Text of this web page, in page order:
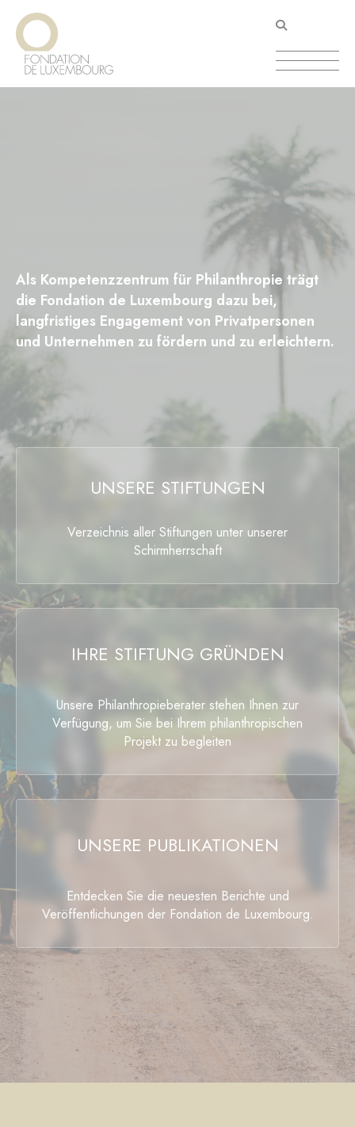
Direkt
zum
Inhalt
Als Kompetenzzentrum für Philanthropie trägt
die Fondation de Luxembourg dazu bei,
langfristiges Engagement von Privatpersonen
und Unternehmen zu fördern und zu erleichtern.
UNSERE STIFTUNGEN
Verzeichnis aller Stiftungen unter unserer
Schirmherrschaft
IHRE STIFTUNG GRÜNDEN
Unsere Philanthropieberater stehen Ihnen zur
Verfügung, um Sie bei Ihrem philanthropischen
Projekt zu begleiten
UNSERE PUBLIKATIONEN
Entdecken Sie die neuesten Berichte und
Veröffentlichungen der Fondation de Luxembourg.
Cookie-Einstellungen